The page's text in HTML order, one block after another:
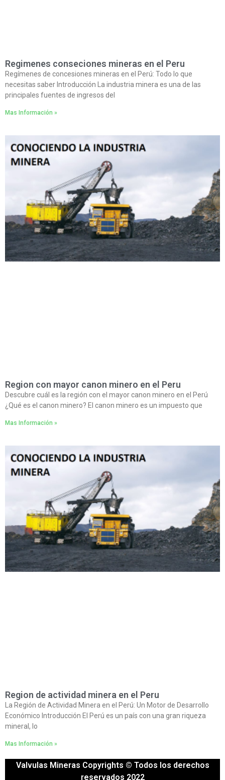
Regimenes conseciones mineras en el Peru
Regímenes de concesiones mineras en el Perú: Todo lo que
necesitas saber Introducción La industria minera es una de las
principales fuentes de ingresos del
Mas Información »
Region con mayor canon minero en el Peru
Descubre cuál es la región con el mayor canon minero en el Perú
¿Qué es el canon minero? El canon minero es un impuesto que
Mas Información »
Region de actividad minera en el Peru
La Región de Actividad Minera en el Perú: Un Motor de Desarrollo
Económico Introducción El Perú es un país con una gran riqueza
mineral, lo
Mas Información »
Valvulas Mineras Copyrights © Todos los derechos
reservados 2022